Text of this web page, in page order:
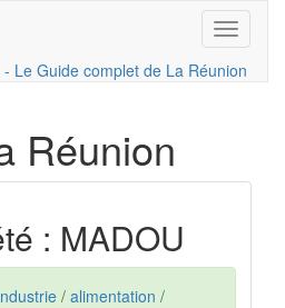
Toggle
Réunion
: MADOU
/ alimentation /